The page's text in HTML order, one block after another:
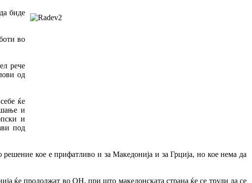
биде
во
рече
од
ќе
и
и
под
решение кое е прифатливо и за Македонија и за Грција, но кое нема да
ќе продолжат во ОН, при што македонската страна ќе се труди да се